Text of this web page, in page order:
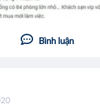
Bình luận